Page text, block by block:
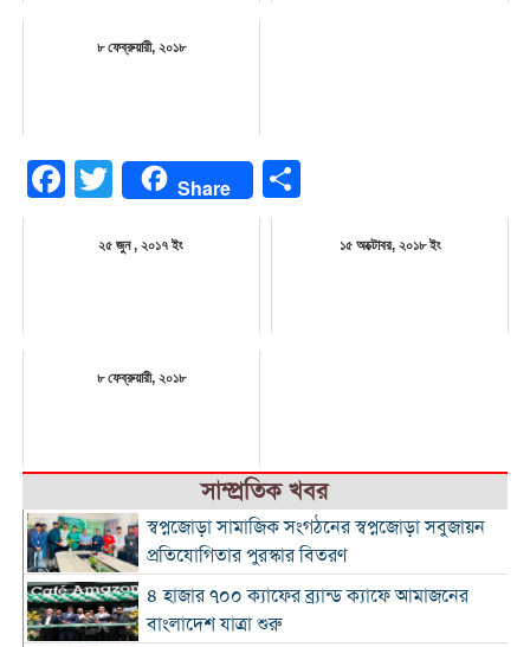
৮ ফেব্রুয়ারী, ২০১৮
Facebook
Twitter Share
২৫ জুন , ২০১৭ ইং ১৫ অক্টোবর, ২০১৮ ইং
৮ ফেব্রুয়ারী, ২০১৮
সাম্প্রতিক খবর
স্বপ্নজোড়া সামাজিক সংগঠনের স্বপ্নজোড়া সবুজায়ন
প্রতিযোগিতার পুরস্কার বিতরণ
৪ হাজার ৭০০ ক্যাফের ব্র্যান্ড ক্যাফে আমাজনের
বাংলাদেশ যাত্রা শুরু